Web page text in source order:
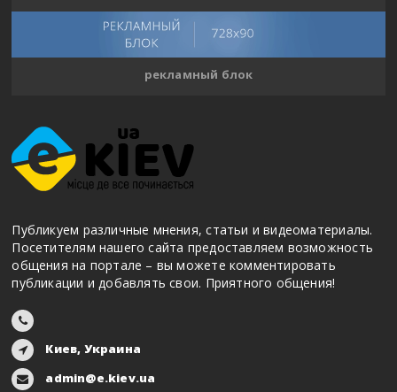
рекламный блок
Публикуем различные мнения, статьи и видеоматериалы.
Посетителям нашего сайта предоставляем возможность
общения на портале – вы можете комментировать
публикации и добавлять свои. Приятного общения!
Киев, Украина
admin@e.kiev.ua